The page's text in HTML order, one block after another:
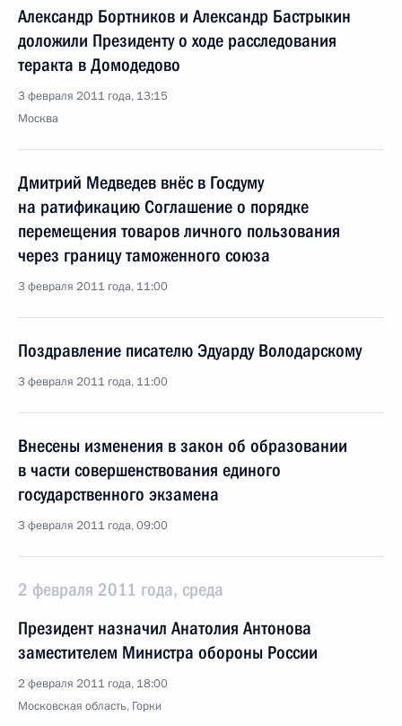
Александр Бортников и Александр Бастрыкин
доложили Президенту о ходе расследования
теракта в Домодедово
3 февраля 2011 года, 13:15
Москва
Дмитрий Медведев внёс в Госдуму
на ратификацию Соглашение о порядке
перемещения товаров личного пользования
через границу таможенного союза
3 февраля 2011 года, 11:00
Поздравление писателю Эдуарду Володарскому
3 февраля 2011 года, 11:00
Внесены изменения в закон об образовании
в части совершенствования единого
государственного экзамена
3 февраля 2011 года, 09:00
2 февраля 2011 года, среда
Президент назначил Анатолия Антонова
заместителем Министра обороны России
2 февраля 2011 года, 18:00
Московская область, Горки